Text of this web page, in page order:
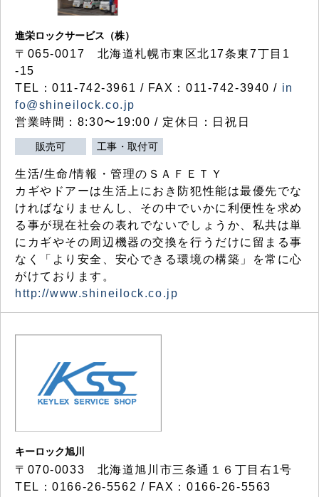
進栄ロックサービス（株）
〒065-0017 北海道札幌市東区北17条東7丁目1
-15
TEL：011-742-3961 / FAX：011-742-3940 / in
fo@shineilock.co.jp
営業時間：8:30〜19:00 / 定休日：日祝日
販売可 工事・取付可
生活/生命/情報・管理のＳＡＦＥＴＹ
カギやドアーは生活上におき防犯性能は最優先でな
ければなりませんし、その中でいかに利便性を求め
る事が現在社会の表れでないでしょうか、私共は単
にカギやその周辺機器の交換を行うだけに留まる事
なく「より安全、安心できる環境の構築」を常に心
がけております。
http://www.shineilock.co.jp
キーロック旭川
〒070-0033 北海道旭川市三条通１６丁目右1号
TEL：0166-26-5562 / FAX：0166-26-5563